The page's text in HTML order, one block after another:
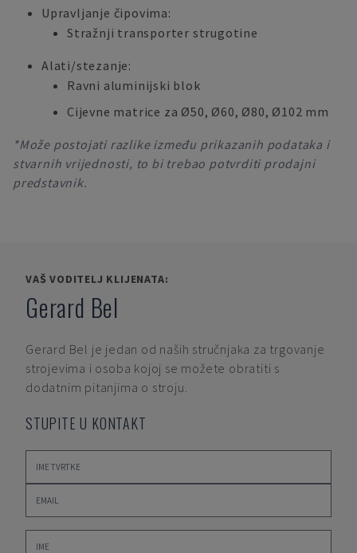
Upravljanje čipovima:
Stražnji transporter strugotine
Alati/stezanje:
Ravni aluminijski blok
Cijevne matrice za Ø50, Ø60, Ø80, Ø102 mm
*Može postojati razlike između prikazanih podataka i
stvarnih vrijednosti, to bi trebao potvrditi prodajni
predstavnik.
VAŠ VODITELJ KLIJENATA:
Gerard Bel
Gerard Bel je jedan od naših stručnjaka za trgovanje
strojevima i osoba kojoj se možete obratiti s
dodatnim pitanjima o stroju.
STUPITE U KONTAKT